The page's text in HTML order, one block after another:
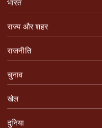
भारत
राज्य और शहर
राजनीति
चुनाव
खेल
दुनिया